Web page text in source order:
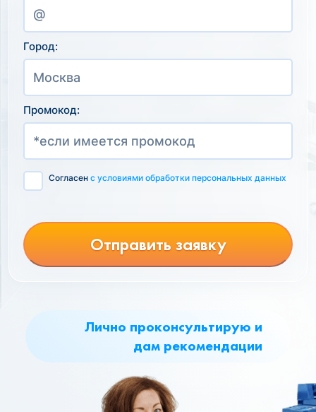
Лично проконсультирую и
дам рекомендации
Город:
Промокод:
Согласен с условиями обработки персональных данных
Отправить заявку